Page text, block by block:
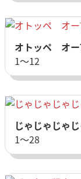
オトッペ オー
1〜12
じゃじゃじゃ
1〜28